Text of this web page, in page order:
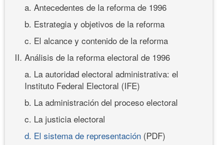
a. Antecedentes de la reforma de 1996
b. Estrategia y objetivos de la reforma
c. El alcance y contenido de la reforma
II. Análisis de la reforma electoral de 1996
a. La autoridad electoral administrativa: el
Instituto Federal Electoral (IFE)
b. La administración del proceso electoral
c. La justicia electoral
d. El sistema de representación (PDF)